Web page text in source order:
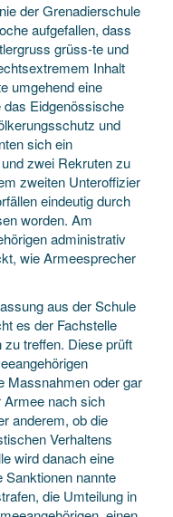
der Grenadierschule
aufgefallen, dass
grüss-te und
Inhalt
umgehend eine
Eidgenössische
und
sich ein
zwei Rekruten zu
zweiten Unteroffizier
eindeutig durch
worden. Am
administrativ
wie Armeesprecher
aus der Schule
es der Fachstelle
treffen. Diese prüft
Massnahmen oder gar
nach sich
anderem, ob die
Verhaltens
wird danach eine
Sanktionen nannte
die Umteilung in